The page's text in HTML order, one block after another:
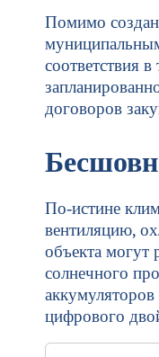
Помимо
соответствия
договоров
По‑истине
вентиляцию,
объекта могут
солнечного
цифрового